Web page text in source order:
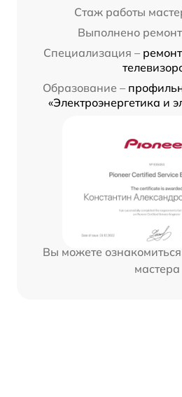
Стаж работы
Выполнено
Специализация –
Образование –
«Электроэнергетика и
Вы можете
мастера